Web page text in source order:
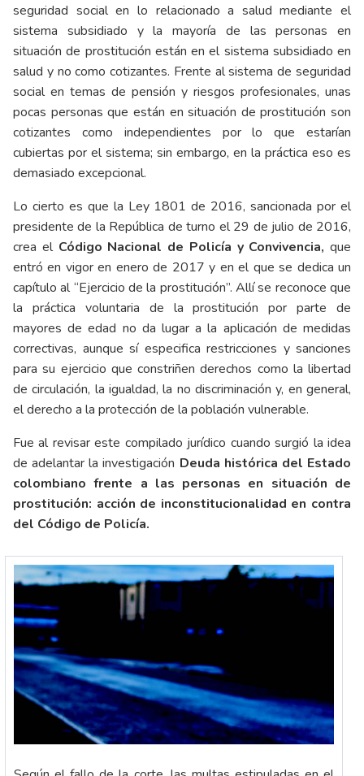
seguridad social en lo relacionado a salud mediante el
sistema subsidiado y la mayoría de las personas en
situación de prostitución están en el sistema subsidiado en
salud y no como cotizantes. Frente al sistema de seguridad
social en temas de pensión y riesgos profesionales, unas
pocas personas que están en situación de prostitución son
cotizantes como independientes por lo que estarían
cubiertas por el sistema; sin embargo, en la práctica eso es
demasiado excepcional.
Lo cierto es que la Ley 1801 de 2016, sancionada por el
presidente de la República de turno el 29 de julio de 2016,
crea el Código Nacional de Policía y Convivencia, que
entró en vigor en enero de 2017 y en el que se dedica un
capítulo al “Ejercicio de la prostitución”. Allí se reconoce que
la práctica voluntaria de la prostitución por parte de
mayores de edad no da lugar a la aplicación de medidas
correctivas, aunque sí especifica restricciones y sanciones
para su ejercicio que constriñen derechos como la libertad
de circulación, la igualdad, la no discriminación y, en general,
el derecho a la protección de la población vulnerable.
Fue al revisar este compilado jurídico cuando surgió la idea
de adelantar la investigación Deuda histórica del Estado
colombiano frente a las personas en situación de
prostitución: acción de inconstitucionalidad en contra
del Código de Policía.